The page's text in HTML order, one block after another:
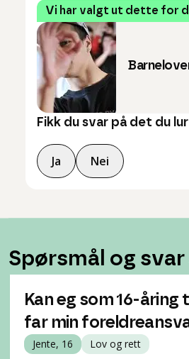
Vi har valgt ut dette for
Fikk du svar på det du
Ja Nei
Spørsmål og
Kan eg som 16-åring
far min
Jente, 16 Lov og rett